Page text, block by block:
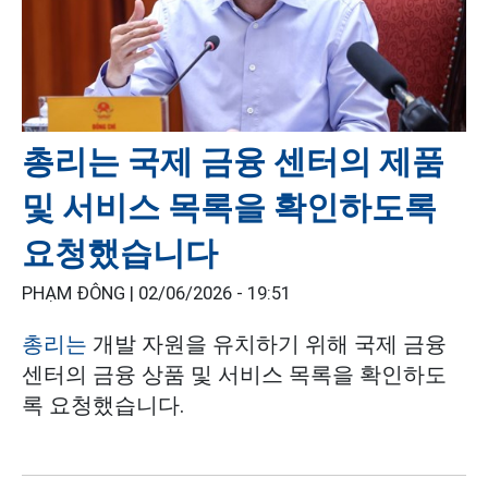
총리는 국제 금융 센터의 제품
및 서비스 목록을 확인하도록
요청했습니다
PHẠM ĐÔNG | 02/06/2026 - 19:51
총리는 개발 자원을 유치하기 위해 국제 금융
센터의 금융 상품 및 서비스 목록을 확인하도
록 요청했습니다.